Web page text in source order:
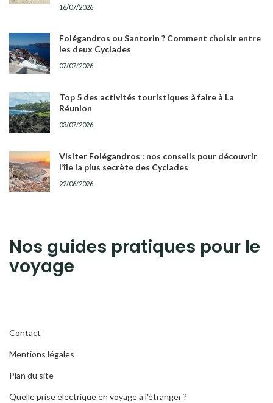
16/07/2026
Folégandros ou Santorin ? Comment choisir entre
les deux Cyclades
07/07/2026
Top 5 des activités touristiques à faire à La
Réunion
03/07/2026
Visiter Folégandros : nos conseils pour découvrir
l’île la plus secrète des Cyclades
22/06/2026
Nos guides pratiques pour le
voyage
Contact
Mentions légales
Plan du site
Quelle prise électrique en voyage à l'étranger ?